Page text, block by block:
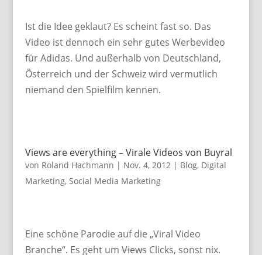
Ist die Idee geklaut? Es scheint fast so. Das
Video ist dennoch ein sehr gutes Werbevideo
für Adidas. Und außerhalb von Deutschland,
Österreich und der Schweiz wird vermutlich
niemand den Spielfilm kennen.
Views are everything – Virale Videos von Buyral
von Roland Hachmann | Nov. 4, 2012 | Blog, Digital
Marketing, Social Media Marketing
Eine schöne Parodie auf die „Viral Video
Branche“. Es geht umViewsClicks, sonst nix.